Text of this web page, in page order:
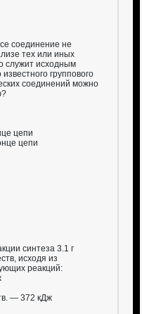
соединение не
тех или иных
служит исходным
группового
соединений можно
цепи
цепи
синтеза 3.1 г
исходя из
реакций:
— 372 кДж